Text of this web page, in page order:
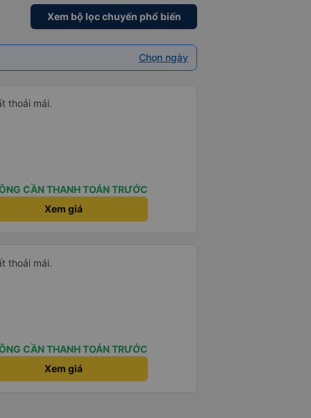
Xem bộ lọc chuyến phổ biến
Chọn ngày
thoải mái.
CẦN THANH TOÁN TRƯỚC
Xem giá
thoải mái.
CẦN THANH TOÁN TRƯỚC
Xem giá